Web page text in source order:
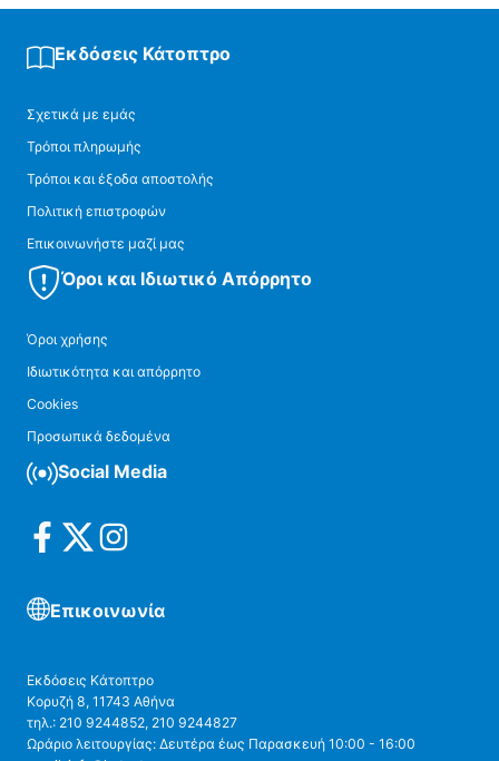
Εκδόσεις Κάτοπτρο
Σχετικά με εμάς
Τρόποι πληρωμής
Τρόποι και έξοδα αποστολής
Πολιτική επιστροφών
Επικοινωνήστε μαζί μας
Όροι και Ιδιωτικό Απόρρητο
Όροι χρήσης
Ιδιωτικότητα και απόρρητο
Cookies
Προσωπικά δεδομένα
Social Media
Επικοινωνία
Εκδόσεις Κάτοπτρο
Κορυζή 8, 11743 Αθήνα
τηλ.: 210 9244852, 210 9244827
Ωράριο λειτουργίας: Δευτέρα έως Παρασκευή 10:00 - 16:00